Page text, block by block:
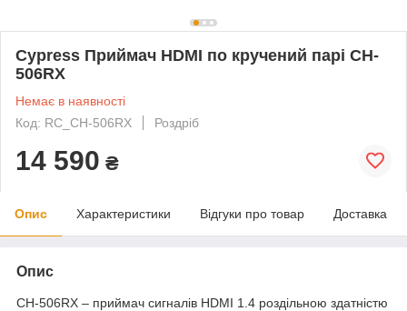
Cypress Приймач HDMI по кручений парі CH-
506RX
Немає в наявності
Код: RC_CH-506RX
Роздріб
14 590 ₴
Опис Характеристики Відгуки про товар Доставка
Опис
CH-506RX – приймач сигналів HDMI 1.4 роздільною здатністю